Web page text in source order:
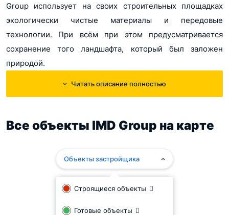
Group использует на своих строительных площадках
экологически чистые материалы и передовые
технологии. При всём при этом предусматривается
сохранение того ландшафта, который был заложен
природой.
IMD Group является компанией замкнутого цикла и
проработки будущего объекта, выбора и приобретения
участка, привлечения инвестиций до ввода построенной
членом организаций некоммерческого партнёрства под
названиями "Строительный ресурс" и
"МежРегионПроект" . Также входит в состав участников
НАМИКС и Спб ТПП.
Читать описание полностью
Все объекты IMD Group на карте
Объекты застройщика
Строящиеся объекты
Готовые объекты